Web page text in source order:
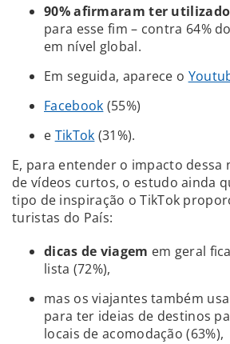
90% afirmaram ter
para esse fim – contra 64%
em nível global.
Em seguida, aparece o
Facebook (55%)
e TikTok (31%).
E, para entender o impacto dessa
de vídeos curtos, o estudo ainda
tipo de inspiração o TikTok
turistas do País:
dicas de viagem em geral
lista (72%),
mas os viajantes também
para ter ideias de destinos
locais de acomodação (63%),